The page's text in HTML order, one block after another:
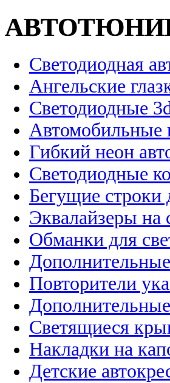
Светодиодная
Ангельские
Светодиодные
Автомобильные
Гибкий неон
Светодиодные
Бегущие строки
Эквалайзеры на
Обманки для
Повторители
Светящиеся
Накладки на
Детские